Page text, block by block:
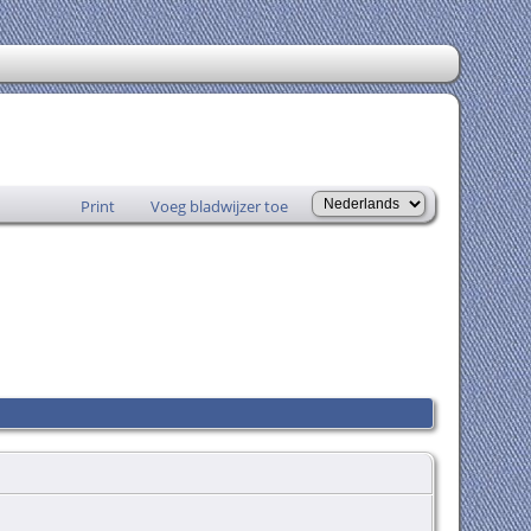
Print Voeg bladwijzer toe